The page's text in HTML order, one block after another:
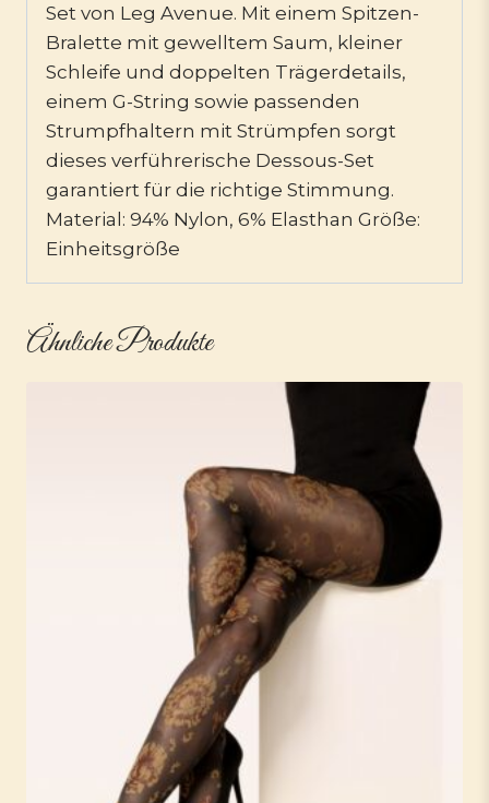
Set von Leg Avenue. Mit einem Spitzen-
Bralette mit gewelltem Saum, kleiner
Schleife und doppelten Trägerdetails,
einem G-String sowie passenden
Strumpfhaltern mit Strümpfen sorgt
dieses verführerische Dessous-Set
garantiert für die richtige Stimmung.
Material: 94% Nylon, 6% Elasthan Größe:
Einheitsgröße
Ähnliche Produkte